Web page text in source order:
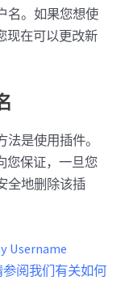
名。如果您想使
现在可以更改新
是使用插件。
您保证，一旦您
全地删除该插
Username
阅我们有关如何